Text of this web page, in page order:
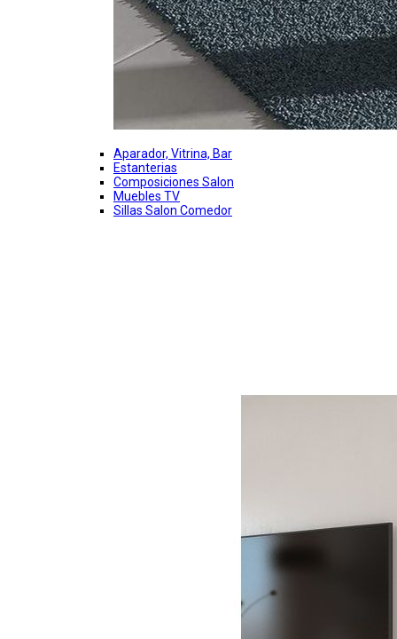
Aparador, Vitrina, Bar
Estanterias
Composiciones Salon
Muebles TV
Sillas Salon Comedor